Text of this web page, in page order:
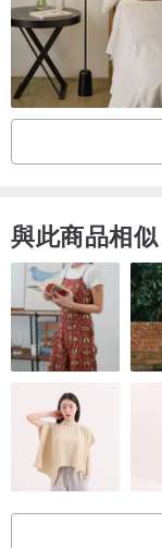
客戶的意見對我來說
並且總是在發貨前討論
我保證您會以最佳狀
也許您更喜歡在視頻
顯示項目...
與此商品相似